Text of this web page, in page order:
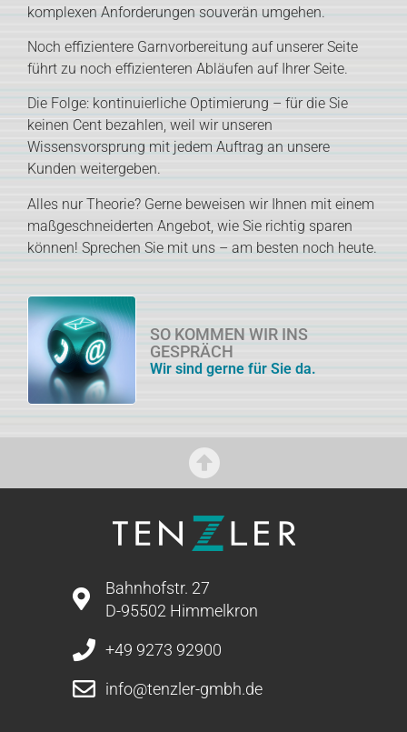
komplexen Anforderungen souverän umgehen.
Noch effizientere Garnvorbereitung auf unserer Seite
führt zu noch effizienteren Abläufen auf Ihrer Seite.
Die Folge: kontinuierliche Optimierung – für die Sie
keinen Cent bezahlen, weil wir unseren
Wissensvorsprung mit jedem Auftrag an unsere
Kunden weitergeben.
Alles nur Theorie? Gerne beweisen wir Ihnen mit einem
maßgeschneiderten Angebot, wie Sie richtig sparen
können! Sprechen Sie mit uns – am besten noch heute.
SO KOMMEN WIR INS
GESPRÄCH
Wir sind gerne für Sie da.
Bahnhofstr. 27
D-95502 Himmelkron
+49 9273 92900
info@tenzler-gmbh.de